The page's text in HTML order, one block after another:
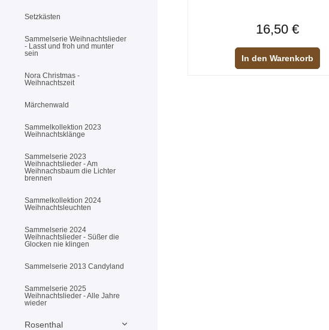
Setzkästen
Sammelserie Weihnachtslieder
- Lasst und froh und munter
sein
Nora Christmas -
Weihnachtszeit
Märchenwald
Sammelkollektion 2023
Weihnachtsklänge
Sammelserie 2023
Weihnachtslieder - Am
Weihnachsbaum die Lichter
brennen
Sammelkollektion 2024
Weihnachtsleuchten
Sammelserie 2024
Weihnachtslieder - Süßer die
Glocken nie klingen
Sammelserie 2013 Candyland
Sammelserie 2025
Weihnachtslieder - Alle Jahre
wieder
Rosenthal
16,50 €
In den Warenkorb